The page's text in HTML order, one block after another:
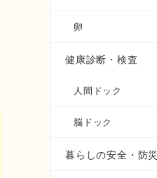
卵
健康診断・検査
人間ドック
脳ドック
暮らしの安全・防災